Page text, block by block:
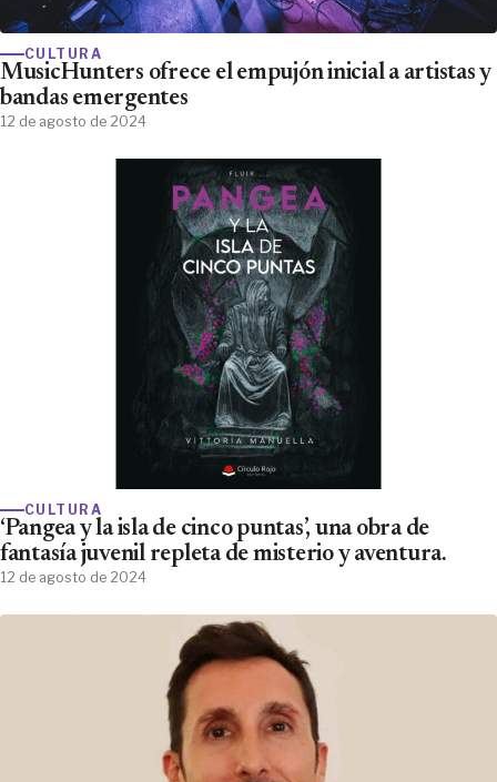
CULTURA
MusicHunters ofrece el empujón inicial a artistas y
bandas emergentes
12 de agosto de 2024
CULTURA
‘Pangea y la isla de cinco puntas’, una obra de
fantasía juvenil repleta de misterio y aventura.
12 de agosto de 2024